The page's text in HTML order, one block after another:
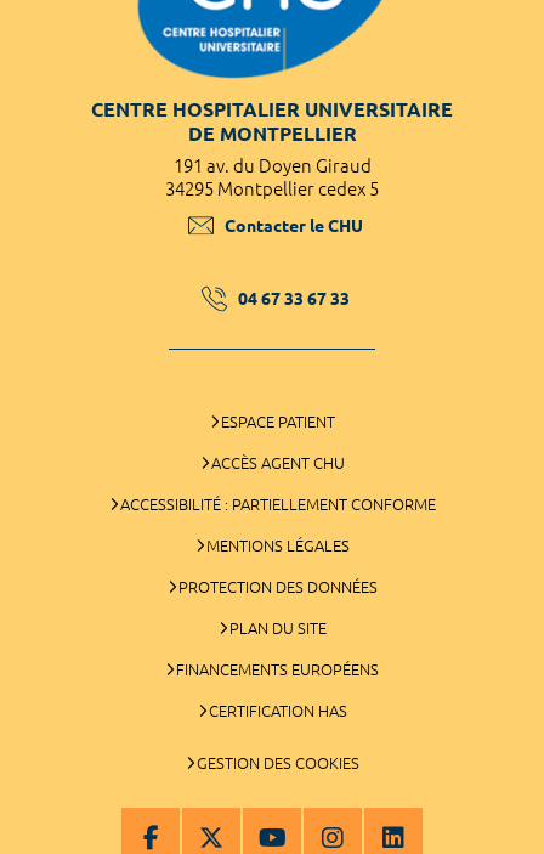
CENTRE HOSPITALIER UNIVERSITAIRE
DE MONTPELLIER
191 av. du Doyen Giraud
34295 Montpellier cedex 5
Contacter le CHU
04 67 33 67 33
ESPACE PATIENT
ACCÈS AGENT CHU
ACCESSIBILITÉ : PARTIELLEMENT CONFORME
MENTIONS LÉGALES
PROTECTION DES DONNÉES
PLAN DU SITE
FINANCEMENTS EUROPÉENS
CERTIFICATION HAS
GESTION DES COOKIES